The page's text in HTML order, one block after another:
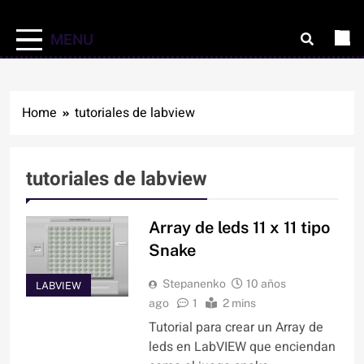
MENU
Home tutoriales de labview
tutoriales de labview
LABVIEW
Array de leds 11 x 11 tipo
Snake
Stepanenko
10 años
ago
1 2 mins
Tutorial para crear un Array de
leds en LabVIEW que enciendan